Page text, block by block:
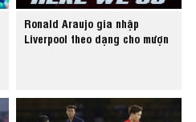
Ronald Araujo gia nhập
Liverpool theo dạng cho mượn